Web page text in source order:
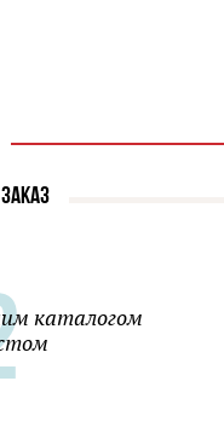
каталогом